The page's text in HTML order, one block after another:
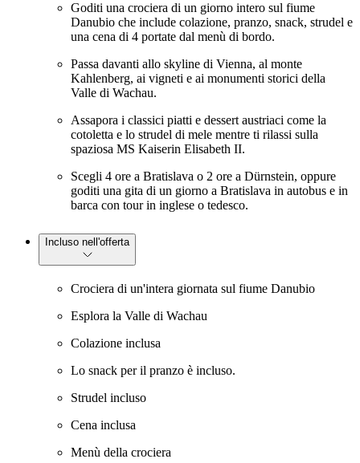
Goditi una crociera di un giorno intero sul fiume
Danubio che include colazione, pranzo, snack, strudel e
una cena di 4 portate dal menù di bordo.
Passa davanti allo skyline di Vienna, al monte
Kahlenberg, ai vigneti e ai monumenti storici della
Valle di Wachau.
Assapora i classici piatti e dessert austriaci come la
cotoletta e lo strudel di mele mentre ti rilassi sulla
spaziosa MS Kaiserin Elisabeth II.
Scegli 4 ore a Bratislava o 2 ore a Dürnstein, oppure
goditi una gita di un giorno a Bratislava in autobus e in
barca con tour in inglese o tedesco.
Incluso nell'offerta
Crociera di un'intera giornata sul fiume Danubio
Esplora la Valle di Wachau
Colazione inclusa
Lo snack per il pranzo è incluso.
Strudel incluso
Cena inclusa
Menù della crociera